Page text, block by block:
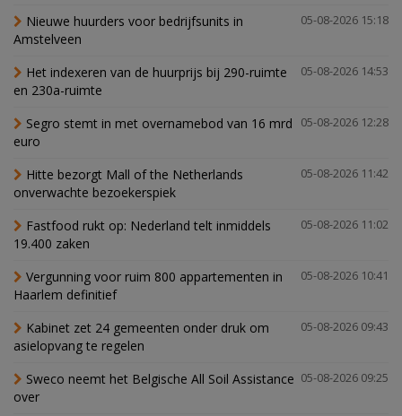
05-08-2026 15:18
Nieuwe huurders voor bedrijfsunits in
Amstelveen
05-08-2026 14:53
Het indexeren van de huurprijs bij 290-ruimte
en 230a-ruimte
05-08-2026 12:28
Segro stemt in met overnamebod van 16 mrd
euro
05-08-2026 11:42
Hitte bezorgt Mall of the Netherlands
onverwachte bezoekerspiek
05-08-2026 11:02
Fastfood rukt op: Nederland telt inmiddels
19.400 zaken
05-08-2026 10:41
Vergunning voor ruim 800 appartementen in
Haarlem definitief
05-08-2026 09:43
Kabinet zet 24 gemeenten onder druk om
asielopvang te regelen
05-08-2026 09:25
Sweco neemt het Belgische All Soil Assistance
over